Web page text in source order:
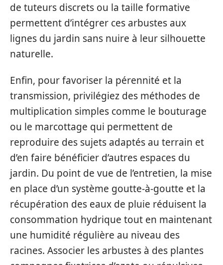
de tuteurs discrets ou la taille formative
permettent d’intégrer ces arbustes aux
lignes du jardin sans nuire à leur silhouette
naturelle.
Enfin, pour favoriser la pérennité et la
transmission, privilégiez des méthodes de
multiplication simples comme le bouturage
ou le marcottage qui permettent de
reproduire des sujets adaptés au terrain et
d’en faire bénéficier d’autres espaces du
jardin. Du point de vue de l’entretien, la mise
en place d’un système goutte-à-goutte et la
récupération des eaux de pluie réduisent la
consommation hydrique tout en maintenant
une humidité régulière au niveau des
racines. Associer les arbustes à des plantes